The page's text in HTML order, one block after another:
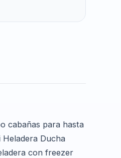
cabañas para hasta
Ducha
con freezer